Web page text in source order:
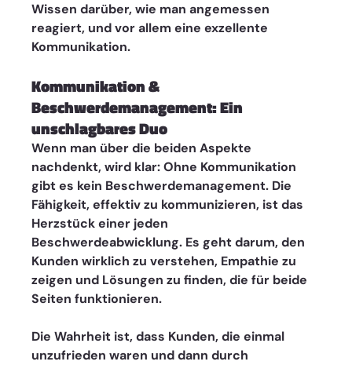
Wissen darüber, wie man angemessen
reagiert, und vor allem eine exzellente
Kommunikation.
Kommunikation &
Beschwerdemanagement: Ein
unschlagbares Duo
Wenn man über die beiden Aspekte
nachdenkt, wird klar: Ohne Kommunikation
gibt es kein Beschwerdemanagement. Die
Fähigkeit, effektiv zu kommunizieren, ist das
Herzstück einer jeden
Beschwerdeabwicklung. Es geht darum, den
Kunden wirklich zu verstehen, Empathie zu
zeigen und Lösungen zu finden, die für beide
Seiten funktionieren.
Die Wahrheit ist, dass Kunden, die einmal
unzufrieden waren und dann durch